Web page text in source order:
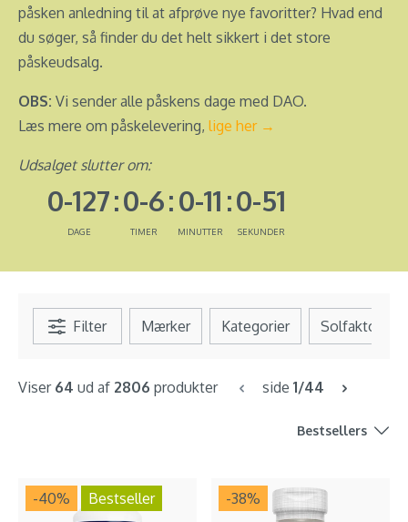
påsken anledning til at afprøve nye favoritter? Hvad end
du søger, så finder du det helt sikkert i det store
påskeudsalg.
OBS: Vi sender alle påskens dage med DAO.
Læs mere om påskelevering, lige her →
Udsalget slutter om:
0-127
DAGE
:0-6
TIMER
:0-11
MINUTTER
:0-52
SEKUNDER
Filter Mærker Kategorier Solfaktor
Viser 64 ud af 2806 produkter side 1/44
Bestsellers
-40% Bestseller -38%